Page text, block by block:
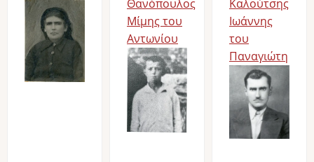
Image
Θανόπουλος
Μίμης του
Αντωνίου
Image
Καλούτσης
Ιωάννης
του
Παναγιώτη
Image